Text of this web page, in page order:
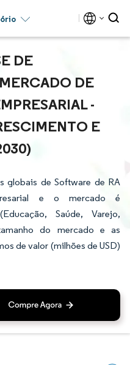
DE
DE
-
E
globais de Software de RA
e o mercado é
Saúde, Varejo,
do mercado e as
de valor (milhões de USD)